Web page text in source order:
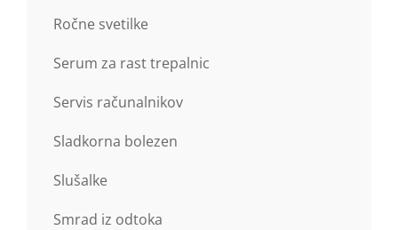
Ročne svetilke
Serum za rast trepalnic
Servis računalnikov
Sladkorna bolezen
Slušalke
Smrad iz odtoka